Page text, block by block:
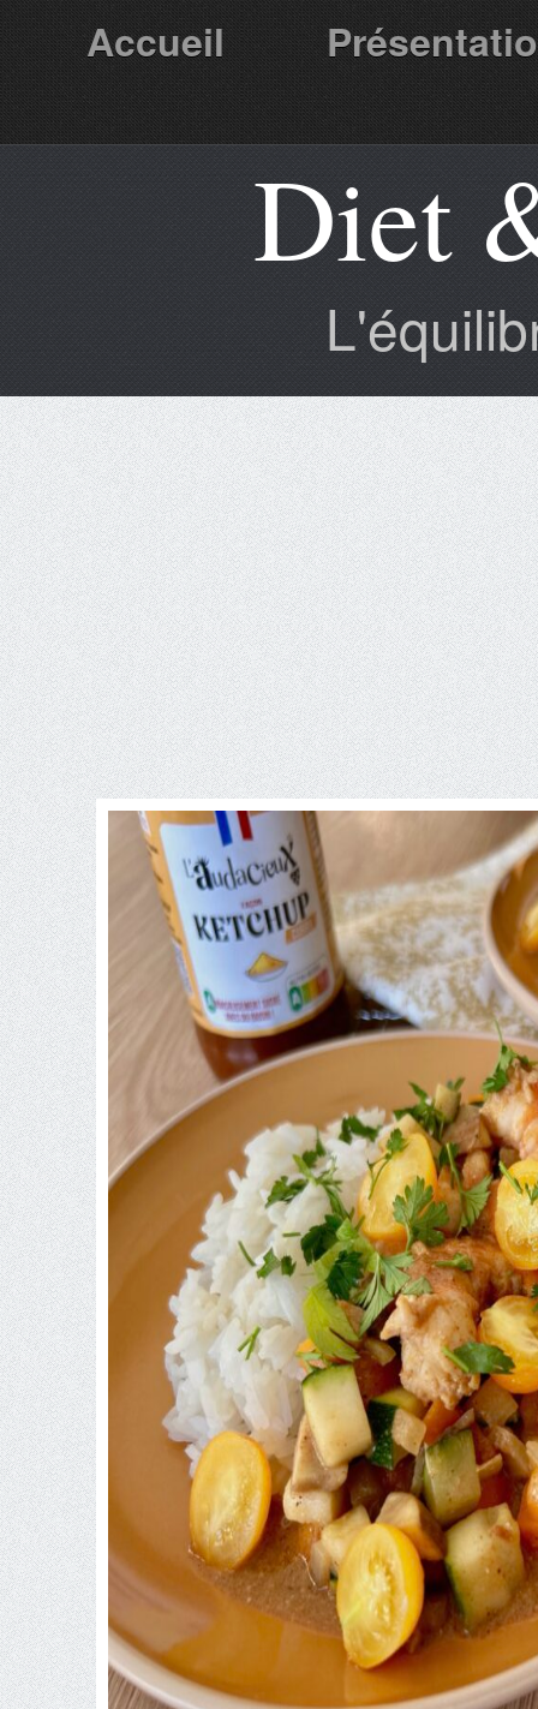
Accueil
Partenaires Diet